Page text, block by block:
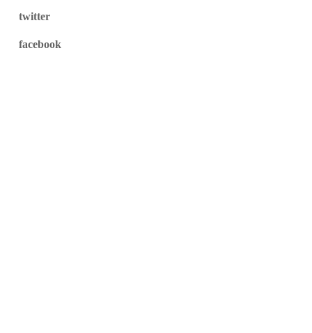
twitter
facebook